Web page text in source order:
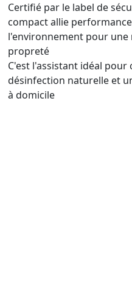
Certifié par le label de
compact allie
l'environnement pour une
propreté
C'est l'assistant idéal
désinfection naturelle et
à domicile